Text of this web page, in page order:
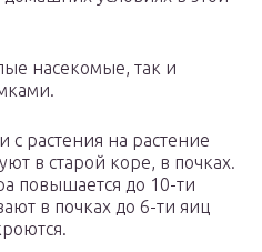
насекомые, так и
растения на растение
в старой коре, в почках.
повышается до 10-ти
в почках до 6-ти яиц